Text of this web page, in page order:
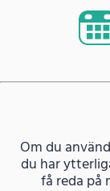
Om du
du har
få reda på